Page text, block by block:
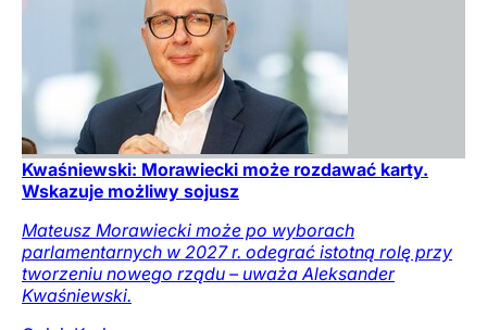
Kwaśniewski: Morawiecki może rozdawać karty.
Wskazuje możliwy sojusz
Mateusz Morawiecki może po wyborach
parlamentarnych w 2027 r. odegrać istotną rolę przy
tworzeniu nowego rządu – uważa Aleksander
Kwaśniewski.